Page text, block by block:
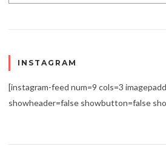
INSTAGRAM
[instagram-feed num=9 cols=3
showheader=false showbutton=false